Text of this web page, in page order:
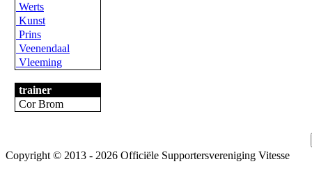
Werts
Kunst
Prins
Veenendaal
Vleeming
trainer
Cor Brom
Copyright © 2013 - 2026 Officiële Supportersvereniging Vitesse